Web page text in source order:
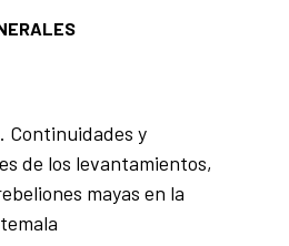
Continuidades y
de los levantamientos,
mayas en la